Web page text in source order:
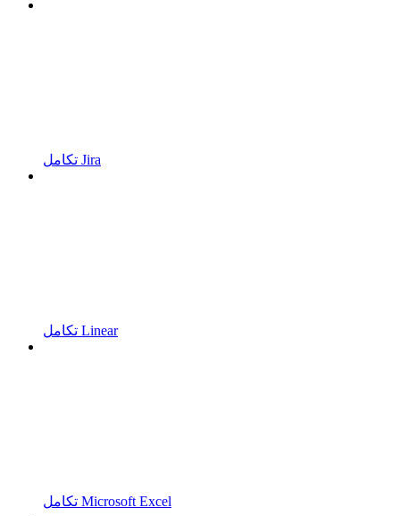
تكامل Jira
تكامل Linear
تكامل Microsoft Excel